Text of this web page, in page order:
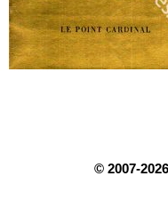
© 2007-